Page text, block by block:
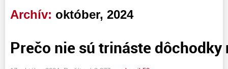
Archív: október, 2024
Prečo nie sú trináste